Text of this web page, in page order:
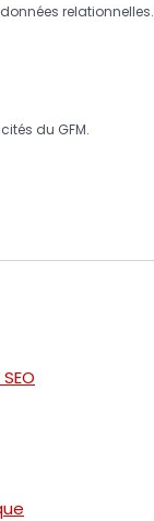
relationnelles.
du GFM.